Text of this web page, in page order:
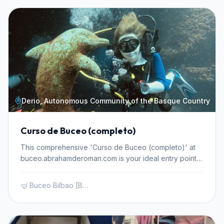
fino a 18 metri di profondità. Orario dalle 08:00 alle
12:00 circa. Il corso prevede una sessione teorica in cui
verranno illustrati gli aspetti base dell'immersione e
dell'utilizzo dell'attrezzatura, togliendo ogni dubbio
per poter effettuare un'emersione in sicurezza. Nel
nostro battesimo eserciterai abbastanza abilità in
acque libere per trascorrere un momento piacevole e
sicuro prima di intraprendere la scoperta dei fondali
marini con i nostri istruttori. Il corso prevede 2
IMMERSIONI in acque libere con istruttore in un piccolo
Derio, Autonomous Community of the Basque Country
Curso de Buceo (completo)
This comprehensive 'Curso de Buceo (completo)' at
buceo.abrahamderoman.com is your ideal entry point
program meticulously guides you through the essential
theoretical knowledge and practical skills needed to
dive safely and confidently. You will gain a solid
🤿 Buceo Bilbao [Bautizos, Cursos y Material de Ocasión]